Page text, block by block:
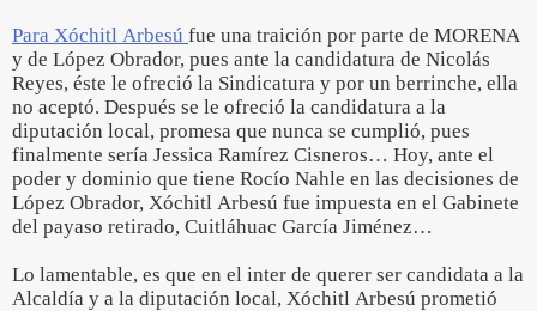
Para Xóchitl Arbesú fue una traición por parte de MORENA
y de López Obrador, pues ante la candidatura de Nicolás
Reyes, éste le ofreció la Sindicatura y por un berrinche, ella
no aceptó. Después se le ofreció la candidatura a la
diputación local, promesa que nunca se cumplió, pues
finalmente sería Jessica Ramírez Cisneros… Hoy, ante el
poder y dominio que tiene Rocío Nahle en las decisiones de
López Obrador, Xóchitl Arbesú fue impuesta en el Gabinete
del payaso retirado, Cuitláhuac García Jiménez…
Lo lamentable, es que en el inter de querer ser candidata a la
Alcaldía y a la diputación local, Xóchitl Arbesú prometió